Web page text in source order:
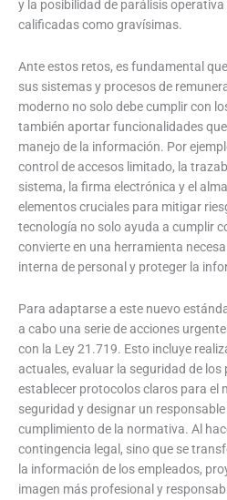
y la posibilidad de parálisis
calificadas como gravísimas.
Ante estos retos, es fundamental
sus sistemas y procesos de
moderno no solo debe cumplir con
también aportar funcionalidades
manejo de la información. Por
control de accesos limitado, la
sistema, la firma electrónica y el
elementos cruciales para mitigar
tecnología no solo ayuda a cumplir
convierte en una herramienta
interna de personal y proteger la
Para adaptarse a este nuevo
a cabo una serie de acciones
con la Ley 21.719. Esto incluye
actuales, evaluar la seguridad de
establecer protocolos claros para el
seguridad y designar un
cumplimiento de la normativa. Al
contingencia legal, sino que se
la información de los empleados,
imagen más profesional y